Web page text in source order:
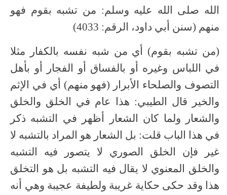
الله صلى الله عليه وسلم: من تشبه بقوم فهو
منهم (سنن أبي داود، الرقم: 4033)
(من تشبه بقوم) أي من شبه نفسه بالكفار مثلا
في اللباس وغيره أو بالفساق أو الفجار أو بأهل
التصوف والصلحاء الأبرار (فهو منهم) أي في الإثم
والخير قال الطيبي: هذا عام في الخلق والخلق
والشعار ولما كان الشعار أظهر في التشبه ذكر
في هذا الباب قلت: بل الشعار هو المراد بالتشبه لا
غير فإن الخلق الصوري لا يتصور فيه التشبه
والخلق المعنوي لا يقال فيه التشبه بل هو التخلق
هذا وقد حكى حكاية غريبة ولطيفة عجيبة وهي أنه